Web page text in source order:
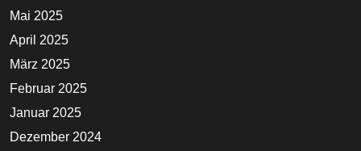
Mai 2025
April 2025
März 2025
Februar 2025
Januar 2025
Dezember 2024